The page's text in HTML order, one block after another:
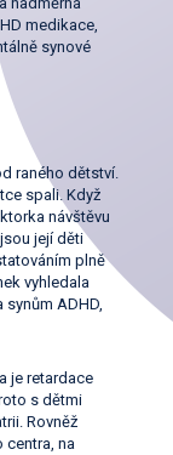
medikace,
synové
raného dětství.
spali. Když
návštěvu
její děti
plně
vyhledala
ADHD,
je retardace
s dětmi
Rovněž
na